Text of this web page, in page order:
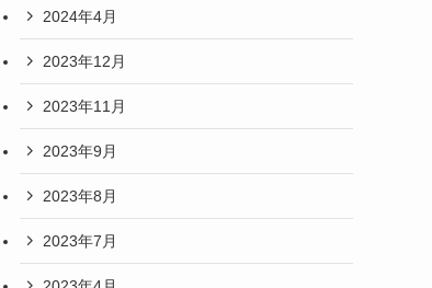
2024年4月
2023年12月
2023年11月
2023年9月
2023年8月
2023年7月